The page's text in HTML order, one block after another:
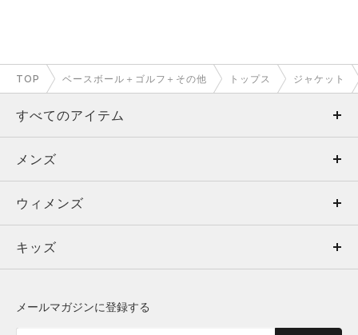
TOP ベースボール＋ゴルフ＋その他 トップス ジャケット
すべてのアイテム
メンズ
ウィメンズ
キッズ
メンズ
トップス
ボトムス
ウィメンズ
トップス
キッズ
メールマガジンに登録する